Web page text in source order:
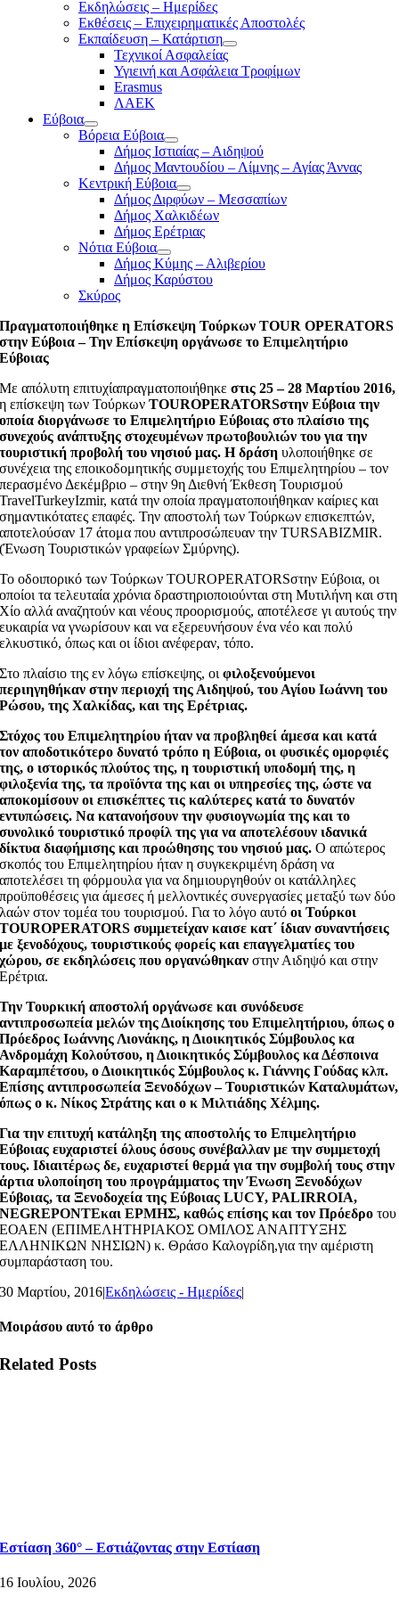
Εκδηλώσεις – Ημερίδες
Εκθέσεις – Επιχειρηματικές Αποστολές
Εκπαίδευση – Κατάρτιση
Τεχνικοί Ασφαλείας
Υγιεινή και Ασφάλεια Τροφίμων
Erasmus
ΛΑΕΚ
Εύβοια
Βόρεια Εύβοια
Δήμος Ιστιαίας – Αιδηψού
Δήμος Μαντουδίου – Λίμνης – Αγίας Άννας
Κεντρική Εύβοια
Δήμος Διρφύων – Μεσσαπίων
Δήμος Χαλκιδέων
Δήμος Ερέτριας
Νότια Εύβοια
Δήμος Κύμης – Αλιβερίου
Δήμος Καρύστου
Σκύρος
Πραγματοποιήθηκε η Επίσκεψη Τούρκων TOUR ΟPERATORS
στην Εύβοια – Την Επίσκεψη οργάνωσε το Επιμελητήριο
Εύβοιας
Με απόλυτη επιτυχίαπραγματοποιήθηκεστις 25 – 28 Μαρτίου 2016,
η επίσκεψη των ΤούρκωνTOUROPERATORSστην Εύβοια την
οποία διοργάνωσε το Επιμελητήριο Εύβοιας στο πλαίσιο της
συνεχούς ανάπτυξης στοχευμένων πρωτοβουλιών του για την
τουριστική προβολή του νησιού μας. Η δράση υλοποιήθηκε σε
συνέχεια της εποικοδομητικής συμμετοχής του Επιμελητηρίου – τον
περασμένο Δεκέμβριο – στην 9η Διεθνή Έκθεση Τουρισμού
TravelTurkeyIzmir, κατά την οποία πραγματοποιήθηκαν καίριες και
σημαντικότατες επαφές. Την αποστολή των Τούρκων επισκεπτών,
αποτελούσαν 17 άτομα που αντιπροσώπευαν την TURSABIZMIR.
(Ένωση Τουριστικών γραφείων Σμύρνης).
Το οδοιπορικό των Τούρκων TOUROPERATORSστην Εύβοια, οι
οποίοι τα τελευταία χρόνια δραστηριοποιούνται στη Μυτιλήνη και στη
Χίο αλλά αναζητούν και νέους προορισμούς, αποτέλεσε γι αυτούς την
ευκαιρία να γνωρίσουν και να εξερευνήσουν ένα νέο και πολύ
ελκυστικό, όπως και οι ίδιοι ανέφεραν, τόπο.
Στο πλαίσιο της εν λόγω επίσκεψης, οιφιλοξενούμενοι
περιηγηθήκαν στην περιοχή της Αιδηψού, του Αγίου Ιωάννη του
Ρώσου, της Χαλκίδας, και της Ερέτριας.
Στόχος του Επιμελητηρίου ήταν να προβληθεί άμεσα και κατά
τον αποδοτικότερο δυνατό τρόπο η Εύβοια, οι φυσικές ομορφιές
της, ο ιστορικός πλούτος της, η τουριστική υποδομή της, η
φιλοξενία της, τα προϊόντα της και οι υπηρεσίες της, ώστε να
αποκομίσουν οι επισκέπτες τις καλύτερες κατά το δυνατόν
εντυπώσεις. Να κατανοήσουν την φυσιογνωμία της και το
συνολικό τουριστικό προφίλ της για να αποτελέσουν ιδανικά
δίκτυα διαφήμισης και προώθησης του νησιού μας. Ο απώτερος
σκοπός του Επιμελητηρίου ήταν η συγκεκριμένη δράση να
αποτελέσει τη φόρμουλα για να δημιουργηθούν οι κατάλληλες
προϋποθέσεις για άμεσες ή μελλοντικές συνεργασίες μεταξύ των δύο
λαών στον τομέα του τουρισμού. Για το λόγο αυτόοι Τούρκοι
TOUROPERATORS συμμετείχαν καισε κατ΄ ίδιαν συναντήσεις
με ξενοδόχους, τουριστικούς φορείς και επαγγελματίες του
χώρου, σε εκδηλώσεις που οργανώθηκαν στην Αιδηψό και στην
Ερέτρια.
Την Τουρκική αποστολή οργάνωσε και συνόδευσε
αντιπροσωπεία μελών της Διοίκησης του Επιμελητήριου, όπως ο
Πρόεδρος Ιωάννης Λιονάκης, η Διοικητικός Σύμβουλος κα
Ανδρομάχη Κολούτσου, η Διοικητικός Σύμβουλος κα Δέσποινα
Καραμπέτσου, ο Διοικητικός Σύμβουλος κ. Γιάννης Γούδας κλπ.
Επίσης αντιπροσωπεία Ξενοδόχων – Τουριστικών Καταλυμάτων,
όπως ο κ. Νίκος Στράτης και ο κ Μιλτιάδης Χέλμης.
Για την επιτυχή κατάληξη της αποστολής το Επιμελητήριο
Εύβοιας ευχαριστεί όλους όσους συνέβαλλαν με την συμμετοχή
τους. Ιδιαιτέρως δε, ευχαριστεί θερμά για την συμβολή τους στην
άρτια υλοποίηση του προγράμματος την Ένωση Ξενοδόχων
Εύβοιας, τα Ξενοδοχεία της Εύβοιας LUCY, PALIRROIA,
NEGREPONTEκαι ΕΡΜΗΣ, καθώς επίσης και τον Πρόεδρο του
ΕΟΑΕΝ (ΕΠΙΜΕΛΗΤΗΡΙΑΚΟΣ ΟΜΙΛΟΣ ΑΝΑΠΤΥΞΗΣ
ΕΛΛΗΝΙΚΩΝ ΝΗΣΙΩΝ) κ. Θράσο Καλογρίδη,για την αμέριστη
συμπαράσταση του.
30 Μαρτίου, 2016|Εκδηλώσεις - Ημερίδες|
Μοιράσου αυτό το άρθρο
Related Posts
Εστίαση 360° – Εστιάζοντας στην Εστίαση
16 Ιουλίου, 2026